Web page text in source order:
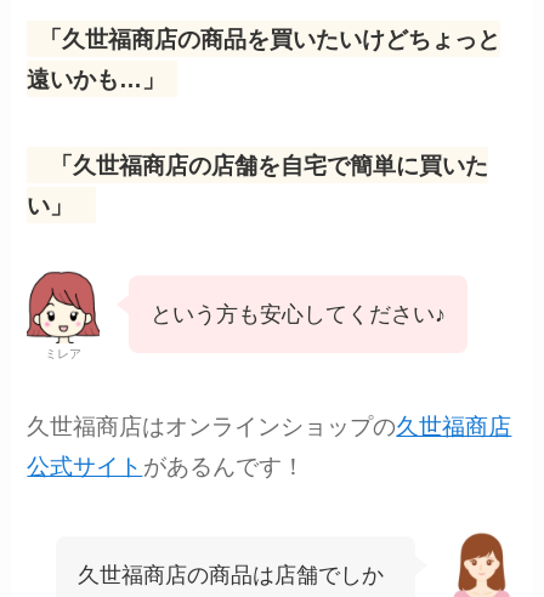
「久世福商店の商品を買いたいけどちょっと
遠いかも…」
「久世福商店の店舗を自宅で簡単に買いた
い」
ミレア
という方も安心してください♪
久世福商店はオンラインショップの久世福商店
公式サイト があるんです！
久世福商店の商品は店舗でしか